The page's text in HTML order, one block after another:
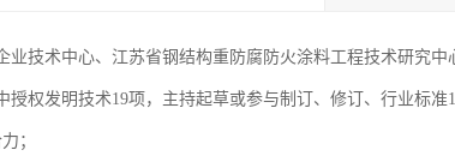
业技术中心、江苏省钢结构重防腐防火涂料工程技术研究
授权发明技术19项，主持起草或参与制订、修订、行业标准
；